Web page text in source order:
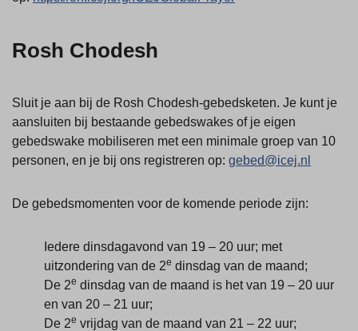
Rosh Chodesh
Sluit je aan bij de Rosh Chodesh-gebedsketen. Je kunt je
aansluiten bij bestaande gebedswakes of je eigen
gebedswake mobiliseren met een minimale groep van 10
personen, en je bij ons registreren op: gebed@icej.nl
De gebedsmomenten voor de komende periode zijn:
Iedere dinsdagavond van 19 – 20 uur; met
uitzondering van de 2e dinsdag van de maand;
De 2e dinsdag van de maand is het van 19 – 20 uur
en van 20 – 21 uur;
De 2e vrijdag van de maand van 21 – 22 uur;